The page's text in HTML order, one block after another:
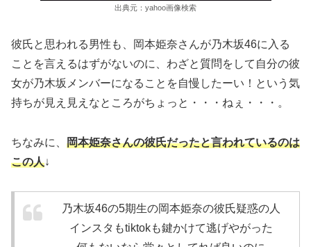
出典元：yahoo画像検索
彼氏と思われる男性も、岡本姫奈さんが乃木坂46に入る
ことを言えるはずがないのに、わざと質問をして自分の彼
女が乃木坂メンバーになることを自慢したーい！という気
持ちが見え見えなところがちょっと・・・ねぇ・・・。
ちなみに、 岡本姫奈さんの彼氏だったと言われているのは
この人↓
乃木坂46の5期生の岡本姫奈の彼氏疑惑の人
インスタもtiktokも鍵かけて逃げやがった